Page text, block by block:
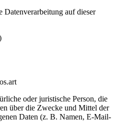
auf dieser
oder juristische Person, die
über die Zwecke und Mittel der
Daten (z. B. Namen, E-Mail-